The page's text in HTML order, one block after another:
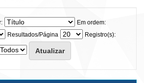
Em ordem:
Resultados/Página
Registro(s):